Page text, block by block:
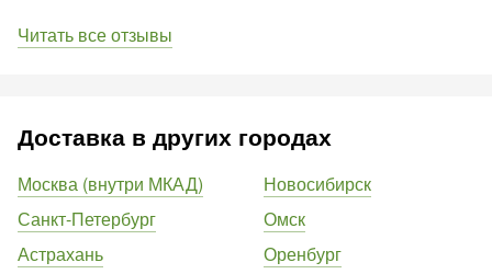
Читать все отзывы
Доставка в других городах
Москва (внутри МКАД)
Санкт-Петербург
Астрахань
Новосибирск
Омск
Оренбург